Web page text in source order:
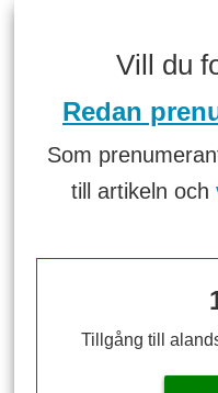
Vill du
Redan
Som
till artikeln och
Tillgång till